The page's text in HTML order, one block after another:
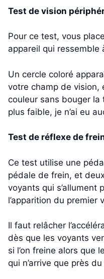
Test de vision
Pour ce test, vous
appareil qui
Un cercle coloré
votre champ de vision,
couleur sans bouger
plus faible, je n’ai eu
Test de réflexe de
Ce test utilise une
pédale de frein, et
voyants qui s’allument
l’apparition du premier
Il faut relâcher
dès que les voyants
si l’on freine alors que
qui n’arrive que près